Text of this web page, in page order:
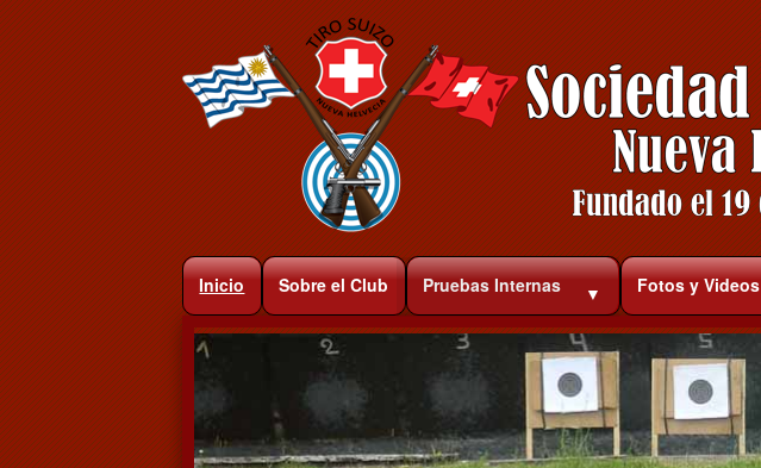
Inicio Sobre el Club Pruebas Internas ▼ Fotos y Videos